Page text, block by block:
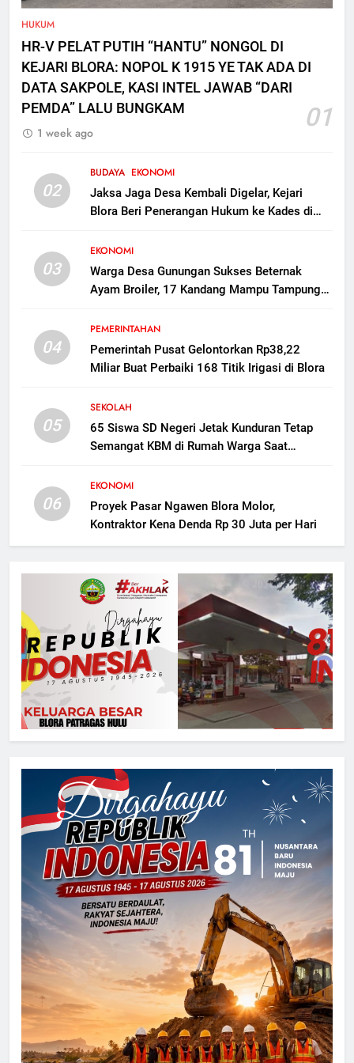
5
65 Siswa SD Negeri Jetak
Kunduran Tetap Semangat KBM
di Rumah Warga Saat Sekolah
Direvitalisasi
SEKOLAH
6
Molor, Kontraktor Kena Denda
Rp 30 Juta per Hari
EKONOMI
Tersangka Kasus Oplosan LPG
Subsidi di Kunduran, 3 Buronan
KRIMINAL
8
Gerebek Oplosan LPG di
HUKUM
HR-V PELAT PUTIH “HANTU” NONGOL DI
KEJARI BLORA: NOPOL K 1915 YE TAK ADA DI
DATA SAKPOLE, KASI INTEL JAWAB “DARI
PEMDA” LALU BUNGKAM
01
1 week ago
02
BUDAYA EKONOMI
Jaksa Jaga Desa Kembali Digelar, Kejari
Blora Beri Penerangan Hukum ke Kades di
03
EKONOMI
Warga Desa Gunungan Sukses Beternak
Ayam Broiler, 17 Kandang Mampu Tampung
04
PEMERINTAHAN
Pemerintah Pusat Gelontorkan Rp38,22
Miliar Buat Perbaiki 168 Titik Irigasi di Blora
05
SEKOLAH
65 Siswa SD Negeri Jetak Kunduran Tetap
Semangat KBM di Rumah Warga Saat
06
EKONOMI
Proyek Pasar Ngawen Blora Molor,
Kontraktor Kena Denda Rp 30 Juta per Hari